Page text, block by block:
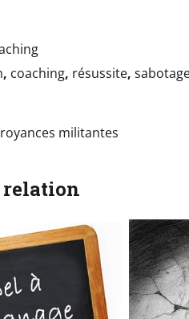
, coaching, résussite,
militantes